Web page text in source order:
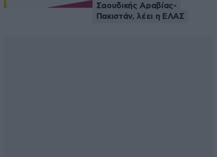
Σαουδικής Αραβίας-
Πακιστάν, λέει η ΕΛΑΣ